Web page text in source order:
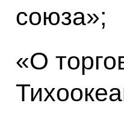
союза»;
«О